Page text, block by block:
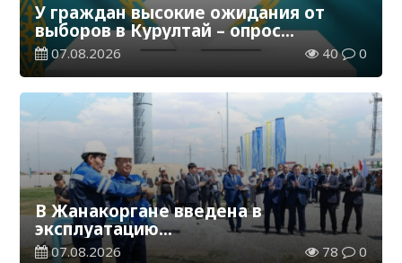
У граждан высокие ожидания от
выборов в Курултай – опрос
общественного мнения
07.08.2026 40 0
В Жанакоргане введена в
эксплуатацию
водораспределительная станция
07.08.2026 78 0